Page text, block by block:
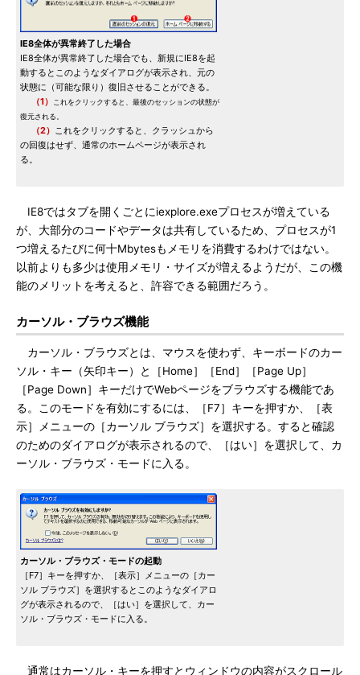
IE8全体が異常終了した場合
IE8全体が異常終了した場合でも、新規にIE8を起
動するとこのようなダイアログが表示され、元の
状態に（可能な限り）復旧させることができる。
（1）
これをクリックすると、最後のセッションの状態が
復元される。
（2） これをクリックすると、クラッシュから
の回復はせず、通常のホームページが表示され
る。
IE8ではタブを開くごとにiexplore.exeプロセスが増えている
が、大部分のコードやデータは共有しているため、プロセスが1
つ増えるたびに何十Mbytesもメモリを消費するわけではない。
以前よりも多少は使用メモリ・サイズが増えるようだが、この機
能のメリットを考えると、許容できる範囲だろう。
カーソル・ブラウズ機能
カーソル・ブラウズとは、マウスを使わず、キーボードのカー
ソル・キー（矢印キー）と［Home］［End］［Page Up］
［Page Down］キーだけでWebページをブラウズする機能であ
る。このモードを有効にするには、［F7］キーを押すか、［表
示］メニューの［カーソル ブラウズ］を選択する。すると確認
のためのダイアログが表示されるので、［はい］を選択して、カ
ーソル・ブラウズ・モードに入る。
カーソル・ブラウズ・モードの起動
［F7］キーを押すか、［表示］メニューの［カー
ソル ブラウズ］を選択するとこのようなダイアロ
グが表示されるので、［はい］を選択して、カー
ソル・ブラウズ・モードに入る。
通常はカーソル・キーを押すとウィンドウの内容がスクロール